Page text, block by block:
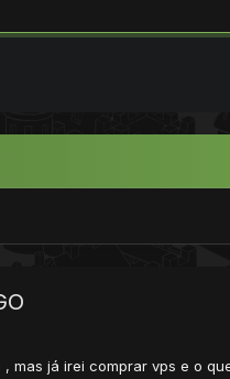
mas já irei comprar vps e o